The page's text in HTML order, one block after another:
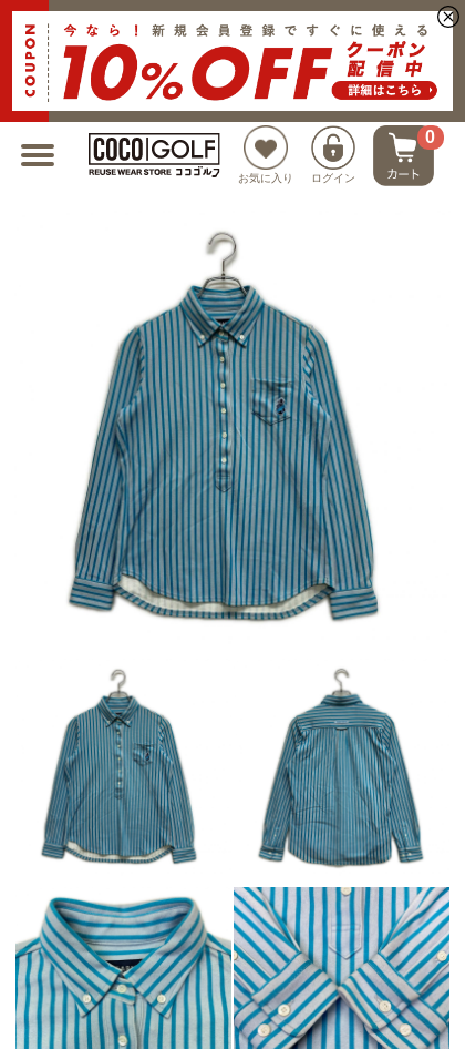
お気に入り ログイン
0
新規会員登録でクーポンプレゼント